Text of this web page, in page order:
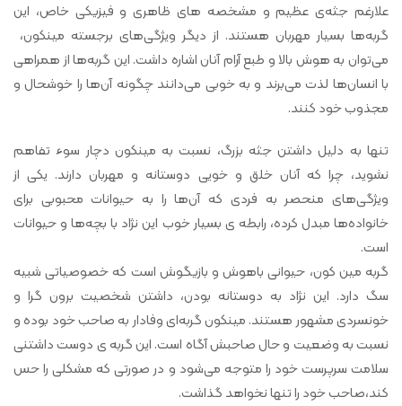
علارغم جثه‌ی عظیم و مشخصه های ظاهری و فیزیکی خاص، این
گربه‌ها بسیار مهربان هستند. از دیگر ویژگی‌های برجسته مینکون،
می‌توان به هوش بالا و طبع آرام آنان اشاره داشت. این گربه‌ها از همراهی
با انسان‌ها لذت می‌برند و به خوبی می‌دانند چگونه آن‌ها را خوشحال و
مجذوب خود کنند.
تنها به دلیل داشتن جثه بزرگ، نسبت به مینکون دچار سوء تفاهم
نشوید، چرا که آنان خلق و خویی دوستانه و مهربان دارند. یکی از
ویژگی‌های منحصر به فردی که آن‌ها را به حیوانات محبوبی برای
خانواده‌ها مبدل کرده، رابطه ی بسیار خوب این نژاد با بچه‌ها و حیوانات
است.
گربه مین کون، حیوانی باهوش و بازیگوش است که خصوصیاتی شبیه
سگ دارد. این نژاد به دوستانه بودن، داشتن شخصیت برون گرا و
خونسردی مشهور هستند. مینکون گربه‌ای وفادار به صاحب خود بوده و
نسبت به وضعیت و حال صاحبش آگاه است. این گربه ی دوست داشتنی
سلامت سرپرست خود را متوجه می‌شود و در صورتی که مشکلی را حس
کند،صاحب خود را تنها نخواهد گذاشت.